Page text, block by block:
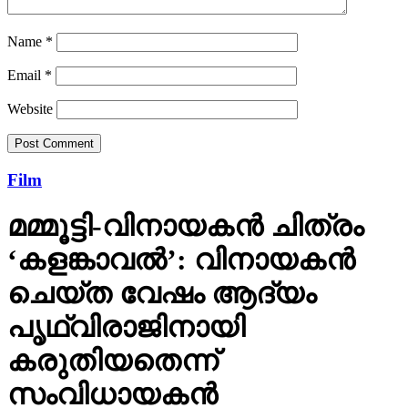
Name *
Email *
Website
Film
മമ്മൂട്ടി-വിനായകന്‍ ചിത്രം
‘കളങ്കാവല്‍’: വിനായകന്‍
ചെയ്ത വേഷം ആദ്യം
പൃഥ്വിരാജിനായി
കരുതിയതെന്ന്
സംവിധായകന്‍